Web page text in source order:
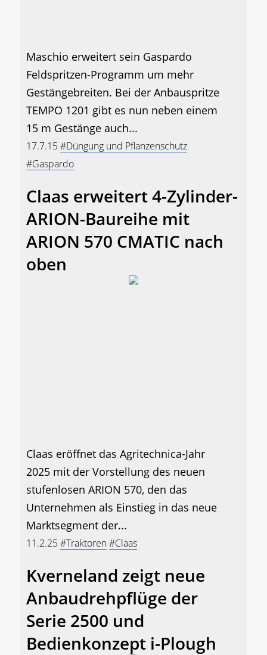
Maschio erweitert sein Gaspardo
Feldspritzen-Programm um mehr
Gestängebreiten. Bei der Anbauspritze
TEMPO 1201 gibt es nun neben einem
15 m Gestänge auch...
17.7.15#Düngung und Pflanzenschutz
#Gaspardo
Claas erweitert 4-Zylinder-
ARION-Baureihe mit
ARION 570 CMATIC nach
oben
Claas eröffnet das Agritechnica-Jahr
2025 mit der Vorstellung des neuen
stufenlosen ARION 570, den das
Unternehmen als Einstieg in das neue
Marktsegment der...
11.2.25#Traktoren#Claas
Kverneland zeigt neue
Anbaudrehpflüge der
Serie 2500 und
Bedienkonzept i-Plough